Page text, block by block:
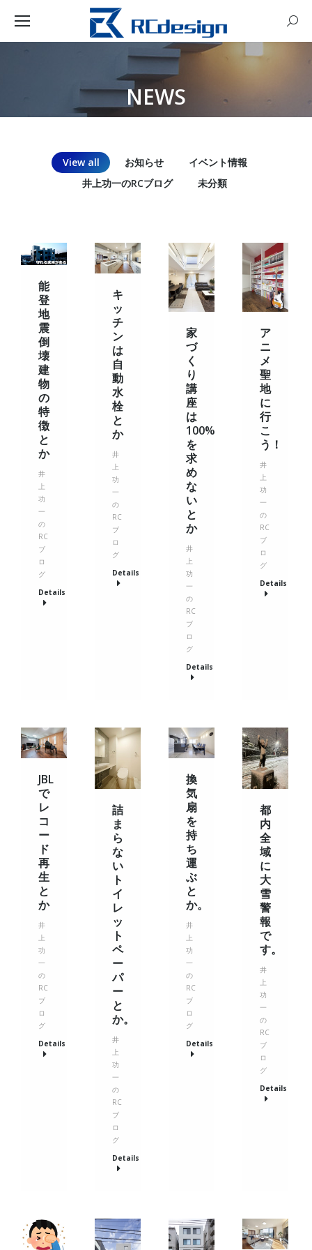
NEWS
You are here:
View all お知らせ
イベント情報
井上功一のRCブログ
未分類
能
登
地
震
倒
壊
建
物
の
特
徴
と
か
井
上
功
一
の
RC
ブ
ロ
グ
Details
キ
ッ
チ
ン
は
自
動
水
栓
と
か
井
上
功
一
の
RC
ブ
ロ
グ
Details
家
づ
く
り
講
座
は
100%
を
求
め
な
い
と
か
井
上
功
一
の
RC
ブ
ロ
グ
Details
ア
ニ
メ
聖
地
に
行
こ
う！
井
上
功
一
の
RC
ブ
ロ
グ
Details
JBL
で
レ
コ
ー
ド
再
生
と
か
井
上
功
一
の
RC
ブ
ロ
グ
Details
詰
ま
ら
な
い
ト
イ
レ
ッ
ト
ペ
ー
パ
ー
と
か。
井
上
功
一
の
RC
ブ
ロ
グ
Details
換
気
扇
を
持
ち
運
ぶ
と
か。
井
上
功
一
の
RC
ブ
ロ
グ
Details
都
内
全
域
に
大
雪
警
報
で
す。
井
上
功
一
の
RC
ブ
ロ
グ
Details